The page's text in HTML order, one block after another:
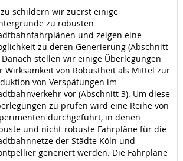
schildern wir zuerst einige
zu robusten
und zeigen eine
zu deren Generierung (Abschnitt
Danach stellen wir einige Überlegungen
Wirksamkeit von Robustheit als Mittel zur
von Verspätungen im
vor (Abschnitt 3). Um diese
zu prüfen wird eine Reihe von
durchgeführt, in denen
und nicht-robuste Fahrpläne für die
der Städte Köln und
generiert werden. Die Fahrpläne